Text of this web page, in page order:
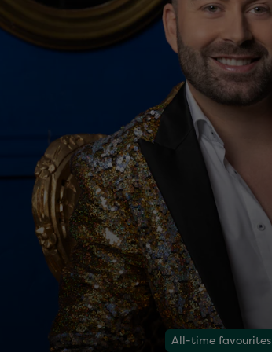
All-time favourites